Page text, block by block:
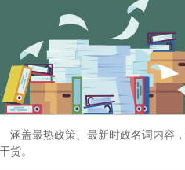
盖最热政策、最新时政名词内容，
货。